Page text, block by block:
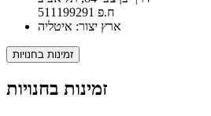
ח.פ 511199291
ארץ יצור: איטליה
זמינות בחנויות
זמינות בחנויות